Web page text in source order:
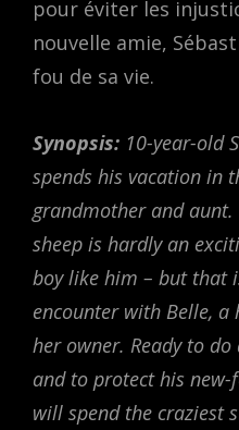
pour éviter les
nouvelle amie,
fou de sa vie.
Synopsis: 10-year-old
spends his vacation in
grandmother and
sheep is hardly an
boy like him – but that
encounter with Belle, a
her owner. Ready to
and to protect his
will spend the craziest